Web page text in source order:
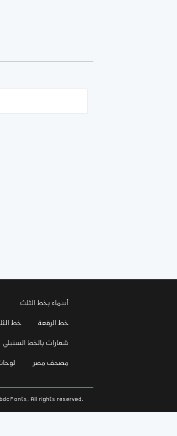
أسماء بخط الثلث
خط خط الرقعة
شعارات بالخط السنبلي
مصحف مصر
All rights reserved.